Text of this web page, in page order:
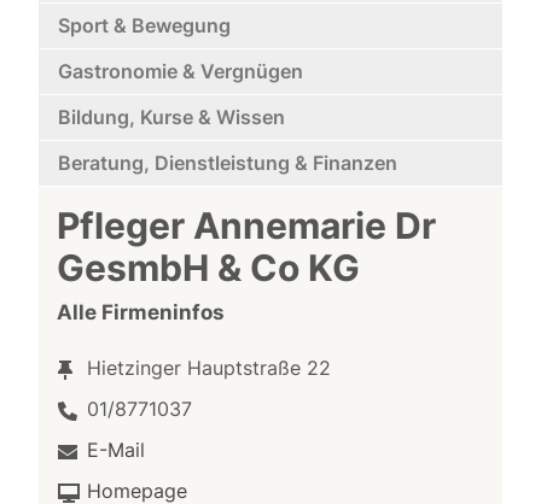
Sport & Bewegung
Gastronomie & Vergnügen
Bildung, Kurse & Wissen
Beratung, Dienstleistung & Finanzen
Pfleger Annemarie Dr
GesmbH & Co KG
Alle Firmeninfos
Hietzinger Hauptstraße 22
01/8771037
E-Mail
Homepage